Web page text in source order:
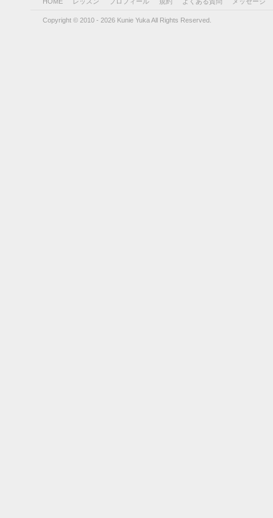
Copyright © 2010 - 2026 Kunie Yuka All Rights Reserved.